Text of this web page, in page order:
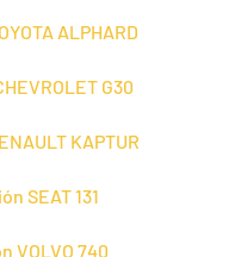
ALPHARD
G30
KAPTUR
SEAT 131
VOLVO 740